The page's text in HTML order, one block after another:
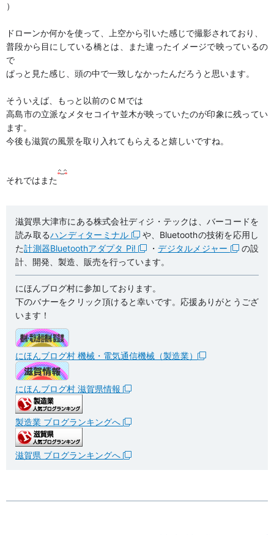
）
ドローンか何かを使って、上空から引いた感じで撮影されており、
普段から目にしている橋とは、また違ったイメージで映っているの
で
ぱっと見た感じ、頭の中で一致しなかったんだろうと思います。
そういえば、もっと以前のＣＭでは
高島市の立派なメタセコイヤ並木が映っていたのが印象に残ってい
ます。
今後も滋賀の風景を取り入れてもらえると嬉しいですね。
それではまた
滋賀県大津市にある株式会社ディジ・テックは、バーコードを
読み取るハンディターミナル
や、Bluetoothの技術を応用し
た計測器Bluetoothアダプタ Pi! ・デジタルメジャー
の設
計、開発、製造、販売を行っています。
にほんブログ村に参加しております。
下のバナーをクリック頂けると幸いです。応援ありがとうござ
います！
にほんブログ村 機械・電気通信機械（製造業）
にほんブログ村 滋賀県情報
製造業 ブログランキングへ
滋賀県 ブログランキングへ